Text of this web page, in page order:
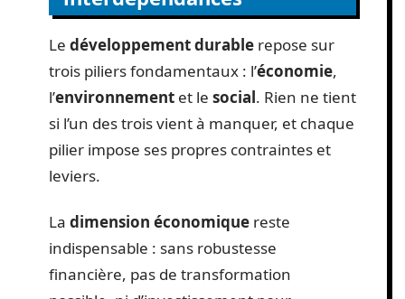
Le développement durable repose sur
trois piliers fondamentaux : l’économie,
l’environnement et le social. Rien ne tient
si l’un des trois vient à manquer, et chaque
pilier impose ses propres contraintes et
leviers.
La dimension économique reste
indispensable : sans robustesse
financière, pas de transformation